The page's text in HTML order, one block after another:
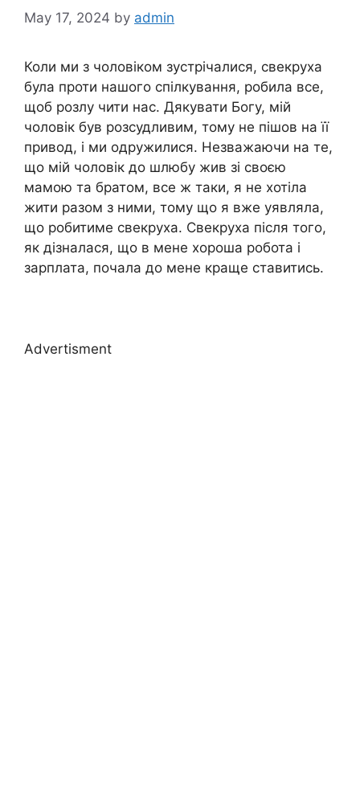
May 17, 2024 by admin
Коли ми з чоловіком зустрічалися, свекруха
була проти нашого спілкування, робила все,
щоб розлу чити нас. Дякувати Богу, мій
чоловік був розсудливим, тому не пішов на її
привод, і ми одружилися. Незважаючи на те,
що мій чоловік до шлюбу жив зі своєю
мамою та братом, все ж таки, я не хотіла
жити разом з ними, тому що я вже уявляла,
що робитиме свекруха. Свекруха після того,
як дізналася, що в мене хороша робота і
зарплата, почала до мене краще ставитись.
Advertisment